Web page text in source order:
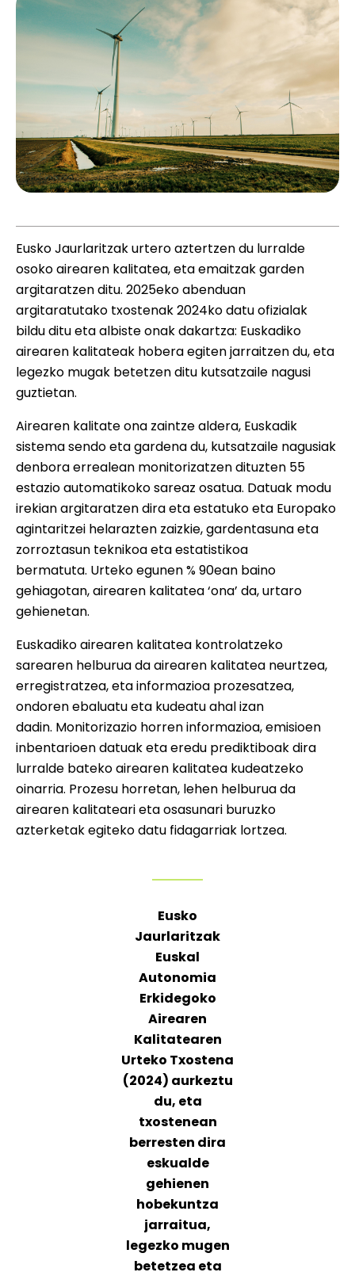
Eusko Jaurlaritzak urtero aztertzen du lurralde
osoko airearen kalitatea, eta emaitzak garden
argitaratzen ditu. 2025eko abenduan
argitaratutako txostenak 2024ko datu ofizialak
bildu ditu eta albiste onak dakartza: Euskadiko
airearen kalitateak hobera egiten jarraitzen du, eta
legezko mugak betetzen ditu kutsatzaile nagusi
guztietan.
Airearen kalitate ona zaintze aldera, Euskadik
sistema sendo eta gardena du, kutsatzaile nagusiak
denbora errealean monitorizatzen dituzten 55
estazio automatikoko sareaz osatua. Datuak modu
irekian argitaratzen dira eta estatuko eta Europako
agintaritzei helarazten zaizkie, gardentasuna eta
zorroztasun teknikoa eta estatistikoa
bermatuta. Urteko egunen % 90ean baino
gehiagotan, airearen kalitatea ‘ona’ da, urtaro
gehienetan.
Euskadiko airearen kalitatea kontrolatzeko
sarearen helburua da airearen kalitatea neurtzea,
erregistratzea, eta informazioa prozesatzea,
ondoren ebaluatu eta kudeatu ahal izan
dadin. Monitorizazio horren informazioa, emisioen
inbentarioen datuak eta eredu prediktiboak dira
lurralde bateko airearen kalitatea kudeatzeko
oinarria. Prozesu horretan, lehen helburua da
airearen kalitateari eta osasunari buruzko
azterketak egiteko datu fidagarriak lortzea.
Eusko
Jaurlaritzak
Euskal
Autonomia
Erkidegoko
Airearen
Kalitatearen
Urteko Txostena
(2024) aurkeztu
du, eta
txostenean
berresten dira
eskualde
gehienen
hobekuntza
jarraitua,
legezko mugen
betetzea eta